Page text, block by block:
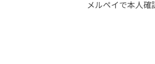
メルペイで本人